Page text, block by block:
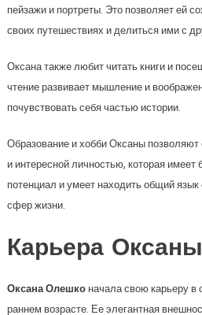
пейзажи и портреты. Это позволяет ей
своих путешествиях и делиться ими с
Оксана также любит читать книги и
чтение развивает мышление и
почувствовать себя частью истории.
Образование и хобби Оксаны позволяют
и интересной личностью, которая
потенциал и умеет находить общий
сфер жизни.
Карьера
Оксана Олешконачала свою карьеру в
раннем возрасте. Ее элегантная